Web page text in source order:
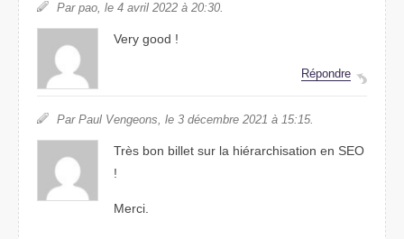
Par pao, le 4 avril 2022 à 20:30.
Very good !
Répondre
Par Paul Vengeons, le 3 décembre 2021 à 15:15.
Très bon billet sur la hiérarchisation en SEO
!
Merci.